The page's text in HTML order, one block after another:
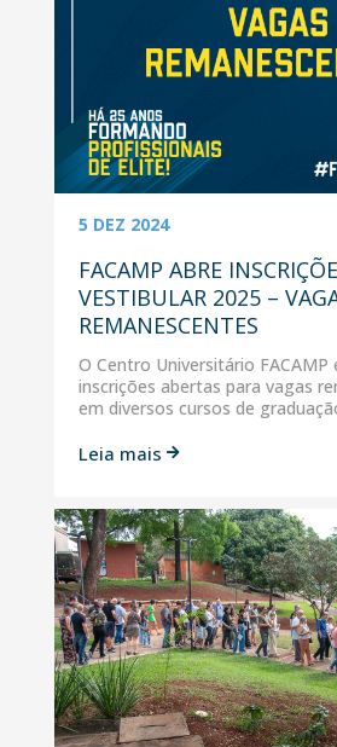
5 DEZ 2024
FACAMP ABRE
VESTIBULAR 2025 –
REMANESCENTES
O Centro Universitário FACAMP
inscrições abertas para vagas
em diversos cursos de
Leia mais 